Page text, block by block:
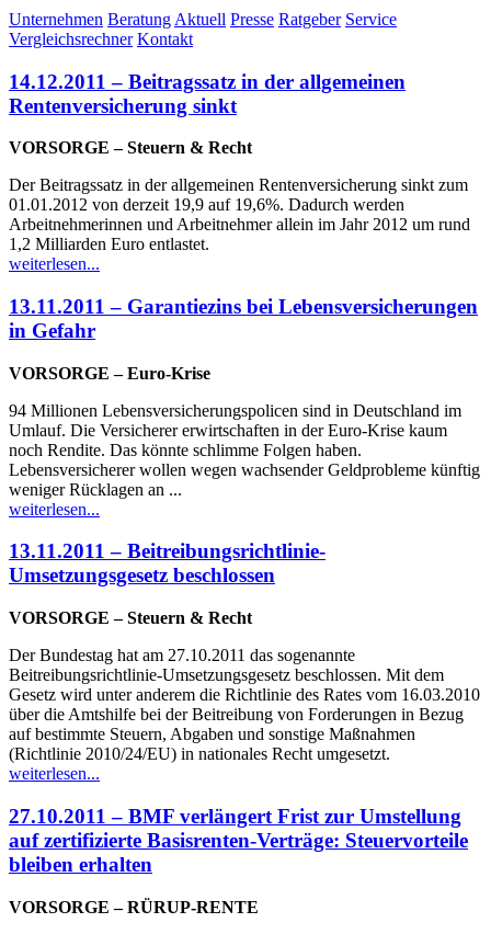
Unternehmen Beratung Aktuell Presse Ratgeber Service
Vergleichsrechner Kontakt
14.12.2011 – Beitragssatz in der allgemeinen
Rentenversicherung sinkt
VORSORGE – Steuern & Recht
Der Beitragssatz in der allgemeinen Rentenversicherung sinkt zum
01.01.2012 von derzeit 19,9 auf 19,6%. Dadurch werden
Arbeitnehmerinnen und Arbeitnehmer allein im Jahr 2012 um rund
1,2 Milliarden Euro entlastet.
weiterlesen...
13.11.2011 – Garantiezins bei Lebensversicherungen
in Gefahr
VORSORGE – Euro-Krise
94 Millionen Lebensversicherungspolicen sind in Deutschland im
Umlauf. Die Versicherer erwirtschaften in der Euro-Krise kaum
noch Rendite. Das könnte schlimme Folgen haben.
Lebensversicherer wollen wegen wachsender Geldprobleme künftig
weniger Rücklagen an ...
weiterlesen...
13.11.2011 – Beitreibungsrichtlinie-
Umsetzungsgesetz beschlossen
VORSORGE – Steuern & Recht
Der Bundestag hat am 27.10.2011 das sogenannte
Beitreibungsrichtlinie-Umsetzungsgesetz beschlossen. Mit dem
Gesetz wird unter anderem die Richtlinie des Rates vom 16.03.2010
über die Amtshilfe bei der Beitreibung von Forderungen in Bezug
auf bestimmte Steuern, Abgaben und sonstige Maßnahmen
(Richtlinie 2010/24/EU) in nationales Recht umgesetzt.
weiterlesen...
27.10.2011 – BMF verlängert Frist zur Umstellung
auf zertifizierte Basisrenten-Verträge: Steuervorteile
bleiben erhalten
VORSORGE – RÜRUP-RENTE